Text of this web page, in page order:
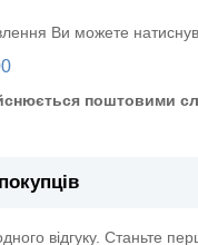
Ви можете
поштовими
відгуку. Станьте